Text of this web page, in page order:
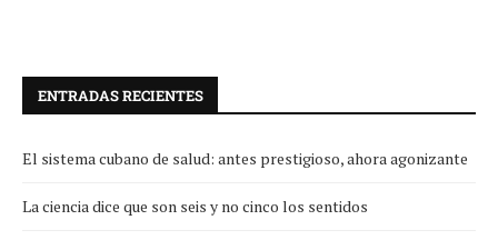
ENTRADAS RECIENTES
El sistema cubano de salud: antes prestigioso, ahora agonizante
La ciencia dice que son seis y no cinco los sentidos